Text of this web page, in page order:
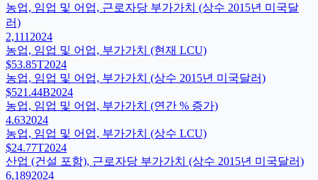
농업, 임업 및 어업, 근로자당 부가가치 (상수 2015년 미국달
러)
2,111 2024
농업, 임업 및 어업, 부가가치 (현재 LCU)
$53.85T2024
농업, 임업 및 어업, 부가가치 (상수 2015년 미국달러)
$521.44B2024
농업, 임업 및 어업, 부가가치 (연간 % 증가)
4.632024
농업, 임업 및 어업, 부가가치 (상수 LCU)
$24.77T2024
산업 (건설 포함), 근로자당 부가가치 (상수 2015년 미국달러)
6,1892024